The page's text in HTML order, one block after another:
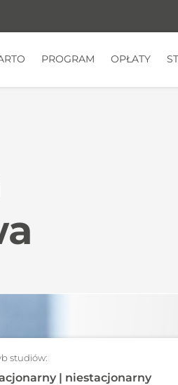
PROGRAM OPŁATY
studiów:
| niestacjonarny